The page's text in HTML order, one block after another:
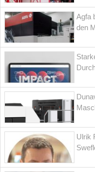
Agfa
den
Ulrik